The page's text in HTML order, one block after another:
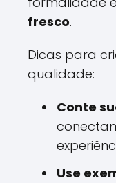
fresco.
Dicas para
qualidade:
Conte
Use